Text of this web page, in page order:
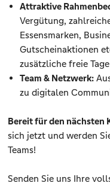
Attraktive
Vergütung,
Essensmarken,
Gutscheinaktionen
zusätzliche freie
Team & Netzwerk:
zu digitalen
Bereit für den nächsten
sich jetzt und werden
Teams!
Senden Sie uns Ihre